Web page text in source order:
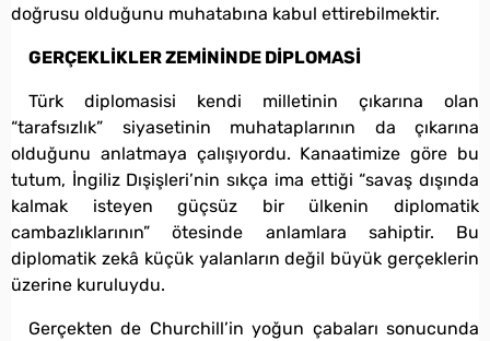
doğrusu olduğunu muhatabına kabul ettirebilmektir.
GERÇEKLİKLER ZEMİNİNDE DİPLOMASİ
Türk diplomasisi kendi milletinin çıkarına olan
“tarafsızlık” siyasetinin muhataplarının da çıkarına
olduğunu anlatmaya çalışıyordu. Kanaatimize göre bu
tutum, İngiliz Dışişleri’nin sıkça ima ettiği “savaş dışında
kalmak isteyen güçsüz bir ülkenin diplomatik
cambazlıklarının” ötesinde anlamlara sahiptir. Bu
diplomatik zekâ küçük yalanların değil büyük gerçeklerin
üzerine kuruluydu.
Gerçekten de Churchill’in yoğun çabaları sonucunda